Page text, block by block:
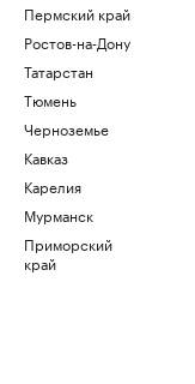
Пермский край
Ростов-на-Дону
Татарстан
Тюмень
Черноземье
Кавказ
Карелия
Мурманск
Приморский
край